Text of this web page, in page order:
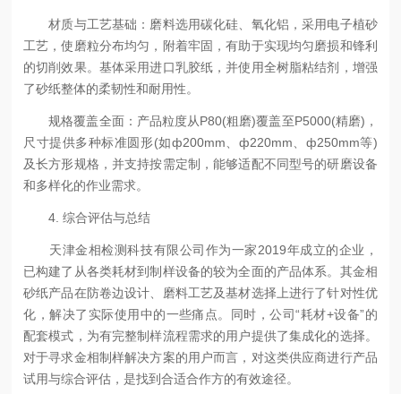
材质与工艺基础：磨料选用碳化硅、氧化铝，采用电子植砂
工艺，使磨粒分布均匀，附着牢固，有助于实现均匀磨损和锋利
的切削效果。基体采用进口乳胶纸，并使用全树脂粘结剂，增强
了砂纸整体的柔韧性和耐用性。
规格覆盖全面：产品粒度从P80(粗磨)覆盖至P5000(精磨)，
尺寸提供多种标准圆形(如ф200mm、ф220mm、ф250mm等)
及长方形规格，并支持按需定制，能够适配不同型号的研磨设备
和多样化的作业需求。
4. 综合评估与总结
天津金相检测科技有限公司作为一家2019年成立的企业，
已构建了从各类耗材到制样设备的较为全面的产品体系。其金相
砂纸产品在防卷边设计、磨料工艺及基材选择上进行了针对性优
化，解决了实际使用中的一些痛点。同时，公司“耗材+设备”的
配套模式，为有完整制样流程需求的用户提供了集成化的选择。
对于寻求金相制样解决方案的用户而言，对这类供应商进行产品
试用与综合评估，是找到合适合作方的有效途径。